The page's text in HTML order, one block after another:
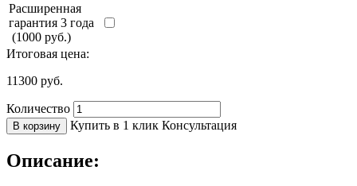
Расширенная
гарантия 3 года
(1000 руб.)
Итоговая цена:
11300 руб.
Количество
В корзину Купить в 1 клик Консультация
Описание: